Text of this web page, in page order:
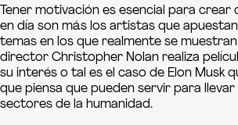
Tener motivación es esencial para crear
en día son más los artistas que
temas en los que realmente se muestran
director Christopher Nolan realiza
su interés o tal es el caso de Elon Musk
que piensa que pueden servir para
sectores de la humanidad.